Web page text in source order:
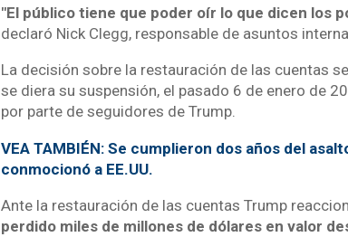
"El público tiene que poder oír lo que dicen los
declaró Nick Clegg, responsable de asuntos
La decisión sobre la restauración de las cuentas
se diera su suspensión, el pasado 6 de enero de
por parte de seguidores de Trump.
VEA TAMBIÉN: Se cumplieron dos años del
conmocionó a EE.UU.
Ante la restauración de las cuentas Trump
perdido miles de millones de dólares en valor